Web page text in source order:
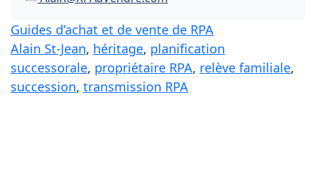
Guides d’achat et de vente de RPA
Alain St-Jean, héritage, planification
successorale, propriétaire RPA, relève familiale
succession, transmission RPA